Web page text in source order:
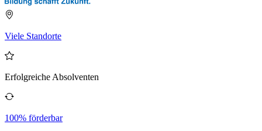
Viele Standorte
Erfolgreiche Absolventen
100% förderbar